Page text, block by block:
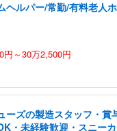
ヘルパー/常勤/有料老人
円～30万2,500円
ーズの製造スタッフ・賞
・未経験歓迎・スニー